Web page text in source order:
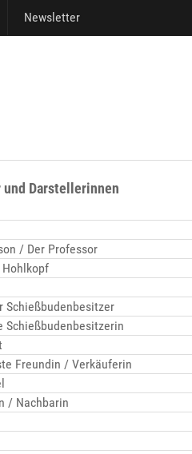
Newsletter
und Darstellerinnen
/ Der Professor
Schießbudenbesitzer
Schießbudenbesitzerin
Freundin / Verkäuferin
/ Nachbarin